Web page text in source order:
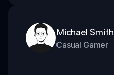
Michael Smith
Casual Gamer